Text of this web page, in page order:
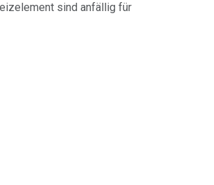
sind anfällig für